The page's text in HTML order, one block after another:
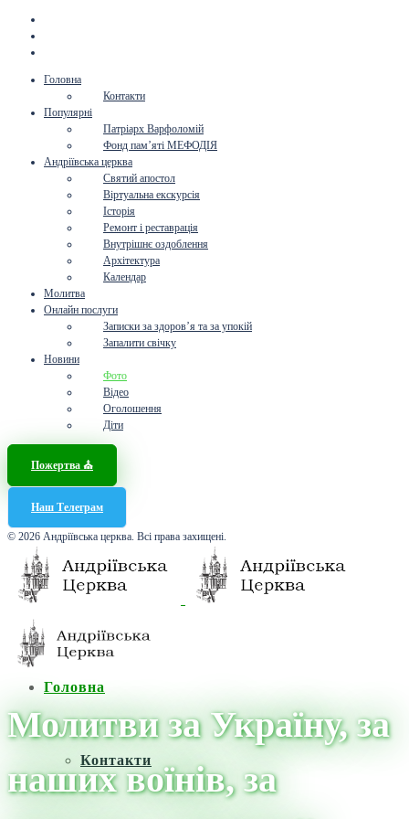
Головна
Контакти
Популярні
Патріарх Варфоломій
Фонд пам’яті МЕФОДІЯ
Андріївська церква
Святий апостол
Віртуальна екскурсія
Історія
Ремонт і реставрація
Внутрішнє оздоблення
Архітектура
Календар
Молитва
Онлайн послуги
Записки за здоров’я та за упокій
Запалити свічку
Новини
Фото
Відео
Оголошення
Діти
Пожертва ⛪️
Наш Телеграм
© 2026 Андріївська церква. Всі права захищені.
Головна
Контакти
Молитви за Україну, за
наших воїнів, за